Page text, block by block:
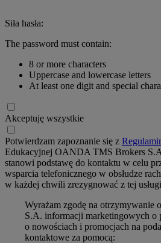
Siła hasła:
The password must contain:
8 or more characters
Uppercase and lowercase letters
At least one digit and special
Akceptuję wszystkie
Potwierdzam zapoznanie się z
Edukacyjnej OANDA TMS Brokers
stanowi podstawę do kontaktu w celu
wsparcia telefonicznego w obsłudze
w każdej chwili zrezygnować z tej
Wyrażam zgodę na
S.A. informacji marketingowych o
o nowościach i promocjach na
kontaktowe za pomocą: